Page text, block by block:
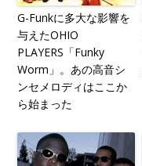
G-Funkに多大な影響を
与えたOHIO
PLAYERS「Funky
Worm」。あの高音シ
ンセメロディはここか
ら始まった